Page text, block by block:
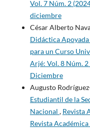
Vol. 7 Núm. 2
diciembre
César Alberto
Didáctica
para un Curso
Arjé: Vol. 8 Núm.
Diciembre
Augusto
Estudiantil de la
Nacional , Revista
Revista